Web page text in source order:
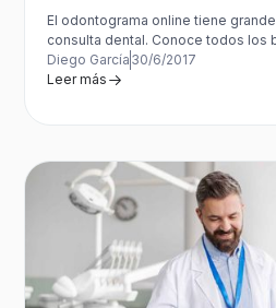
El odontograma online tiene
consulta dental. Conoce todos los
Diego García 30/6/2017
Leer más